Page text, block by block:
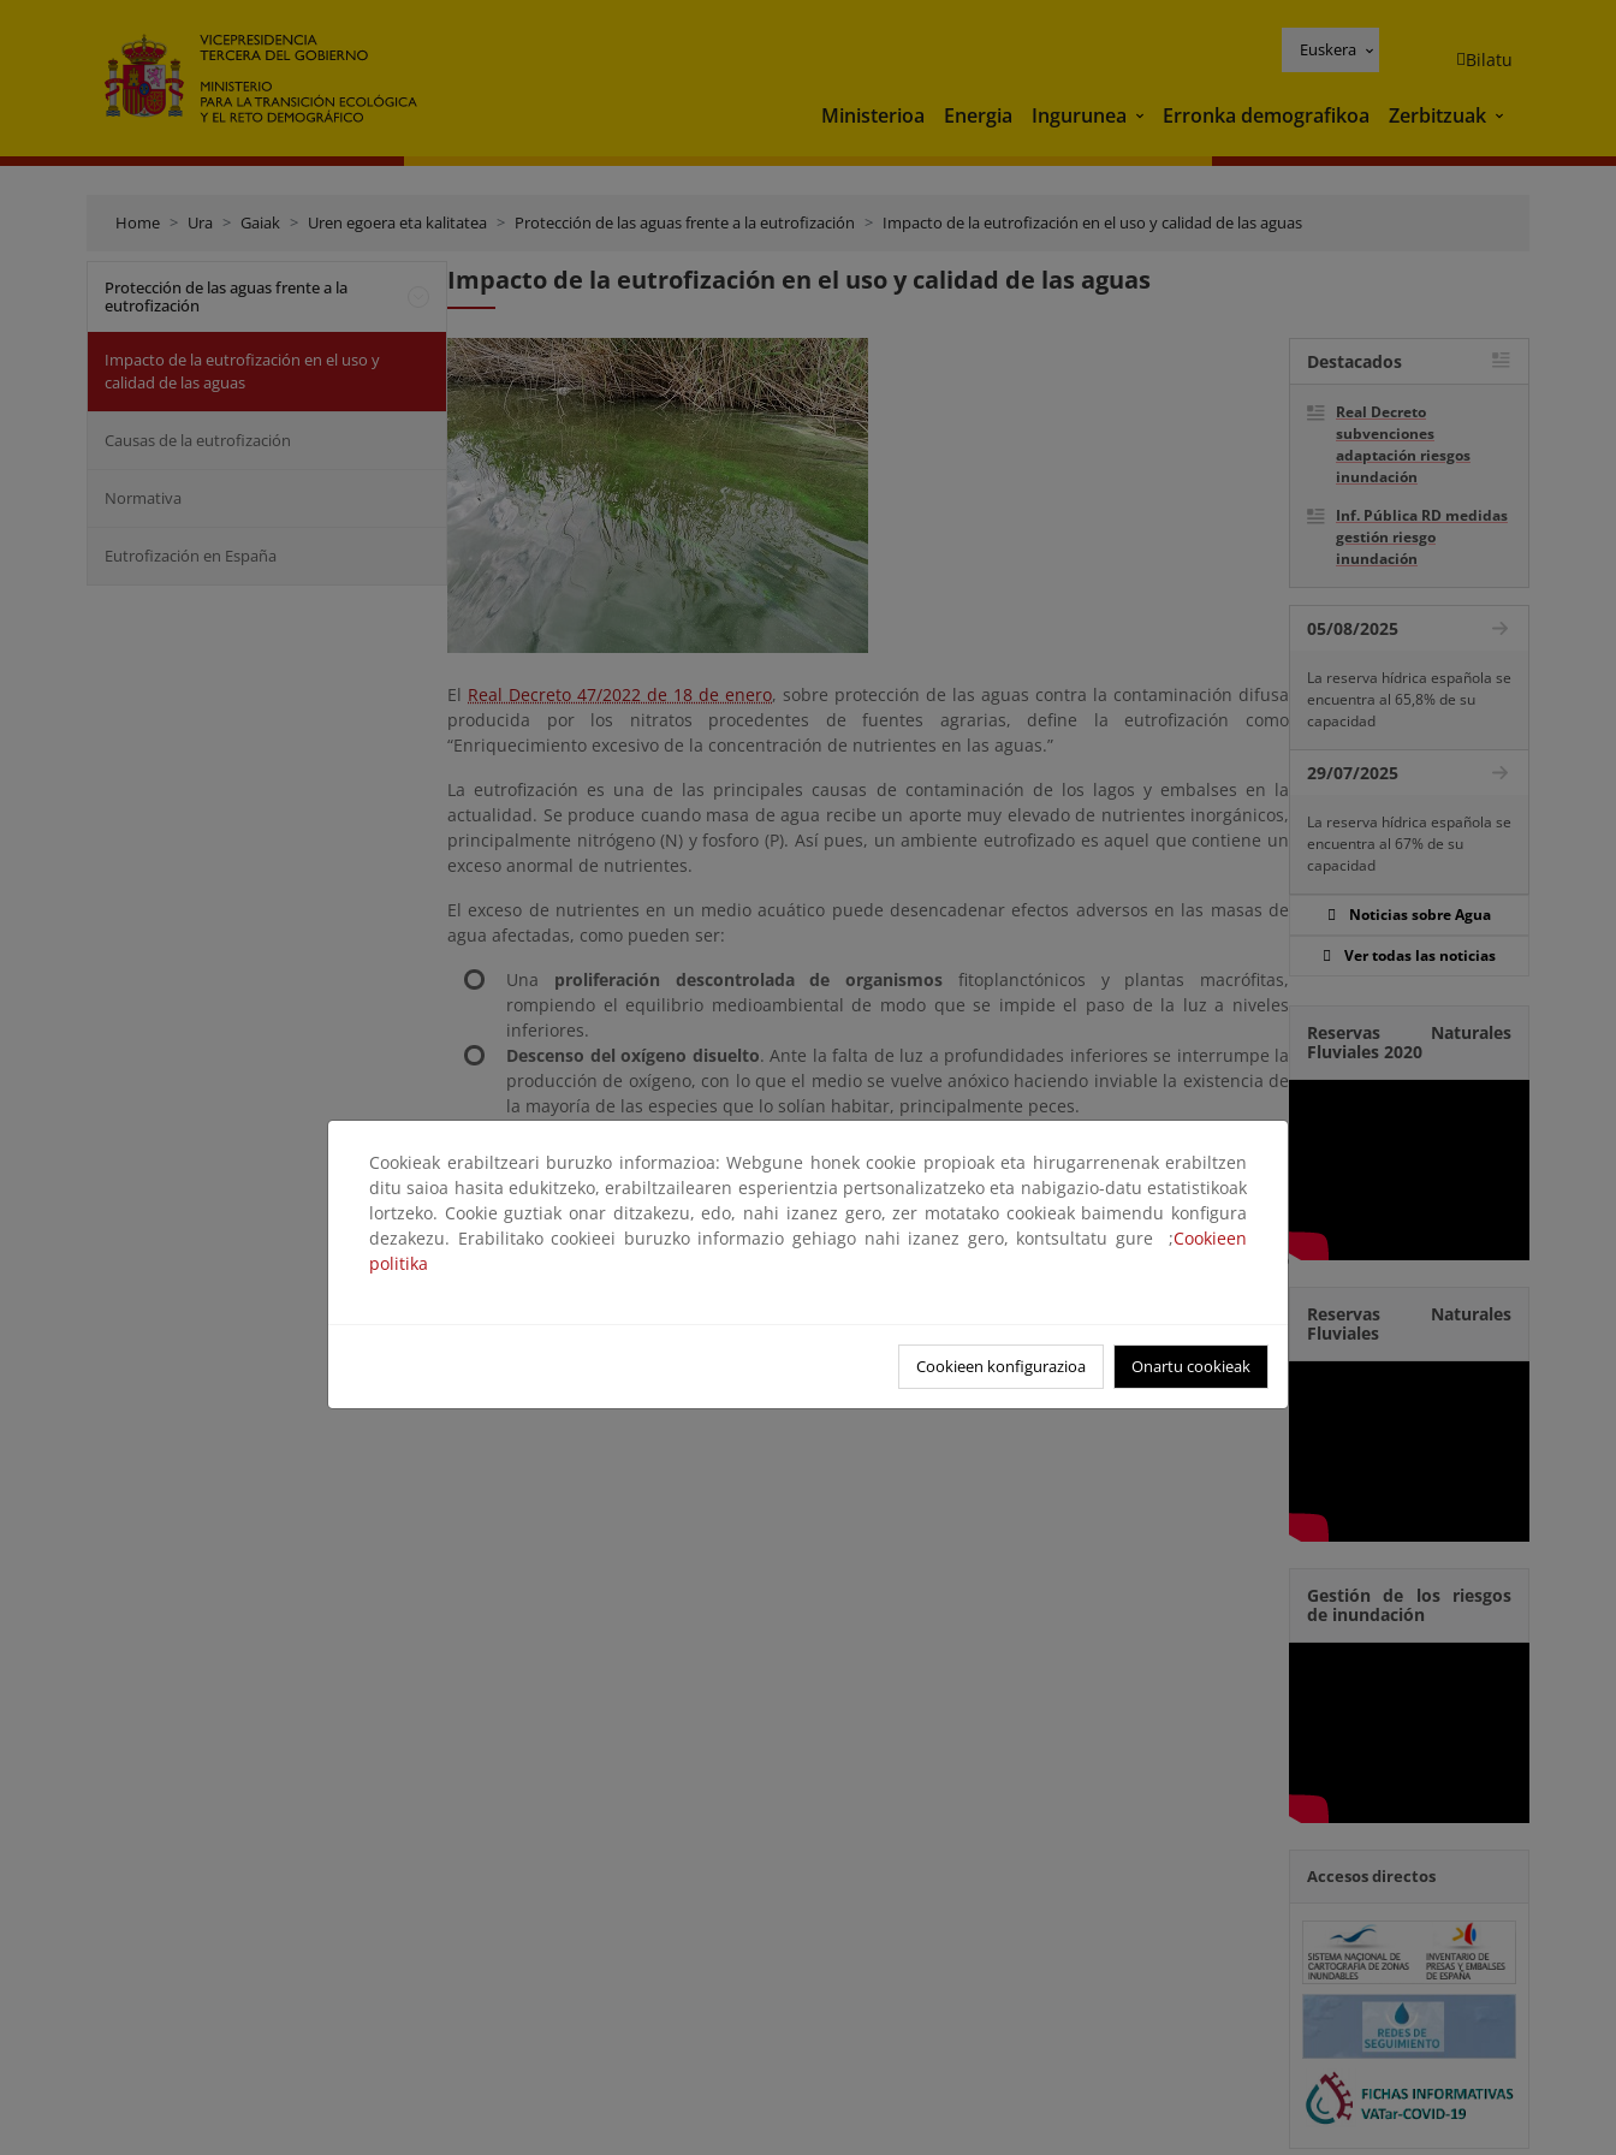
Euskera Bilatu
Ministerioa Energia Ingurunea Ingurunea
Erronka demografikoa Zerbitzuak Zerbitzuak
Home Ura Gaiak Uren egoera eta kalitatea Protección de las aguas frente a la eutrofización Impacto de la eutrofización en el uso y calidad de las aguas
Protección de las aguas frente a la
eutrofización
Impacto de la eutrofización en el uso y
calidad de las aguas
Causas de la eutrofización
Normativa
Eutrofización en España
Impacto de la eutrofización en el uso y calidad de las aguas
El Real Decreto 47/2022 de 18 de enero, sobre protección de las aguas contra la contaminación difusa
producida por los nitratos procedentes de fuentes agrarias, define la eutrofización como
“Enriquecimiento excesivo de la concentración de nutrientes en las aguas.”
La eutrofización es una de las principales causas de contaminación de los lagos y embalses en la
actualidad. Se produce cuando masa de agua recibe un aporte muy elevado de nutrientes inorgánicos,
principalmente nitrógeno (N) y fosforo (P). Así pues, un ambiente eutrofizado es aquel que contiene un
exceso anormal de nutrientes.
El exceso de nutrientes en un medio acuático puede desencadenar efectos adversos en las masas de
agua afectadas, como pueden ser:
Una proliferación descontrolada de organismos fitoplanctónicos y plantas macrófitas,
rompiendo el equilibrio medioambiental de modo que se impide el paso de la luz a niveles
inferiores.
Descenso del oxígeno disuelto. Ante la falta de luz a profundidades inferiores se interrumpe la
producción de oxígeno, con lo que el medio se vuelve anóxico haciendo inviable la existencia de
la mayoría de las especies que lo solían habitar, principalmente peces.
Aparición de toxinasproducidas por algunos tipos de algas.
La eutrofización no solo tiene un impacto negativo en el medioambiente, también en el ámbito
Destacados
Real Decreto
subvenciones
adaptación riesgos
inundación
Inf. Pública RD medidas
gestión riesgo
inundación
05/08/2025
La reserva hídrica española se
encuentra al 65,8% de su
capacidad
29/07/2025
La reserva hídrica española se
encuentra al 67% de su
capacidad
Noticias sobre Agua
Ver todas las noticias
Reservas Naturales
Fluviales 2020
Reservas Naturales
Fluviales
Gestión de los riesgos
de inundación
Accesos directos
Cookieak erabiltzeari buruzko informazioa: Webgune honek cookie propioak eta hirugarrenenak erabiltzen
ditu saioa hasita edukitzeko, erabiltzailearen esperientzia pertsonalizatzeko eta nabigazio-datu estatistikoak
lortzeko. Cookie guztiak onar ditzakezu, edo, nahi izanez gero, zer motatako cookieak baimendu konfigura
dezakezu. Erabilitako cookieei buruzko informazio gehiago nahi izanez gero, kontsultatu gure ;Cookieen
politika
Cookieen konfigurazioa Onartu cookieak